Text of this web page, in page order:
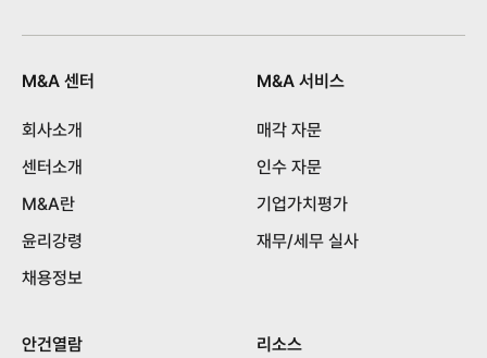
M&A 센터
회사소개
센터소개
M&A란
윤리강령
채용정보
M&A 서비스
매각 자문
인수 자문
기업가치평가
재무/세무 실사
안건열람 리소스